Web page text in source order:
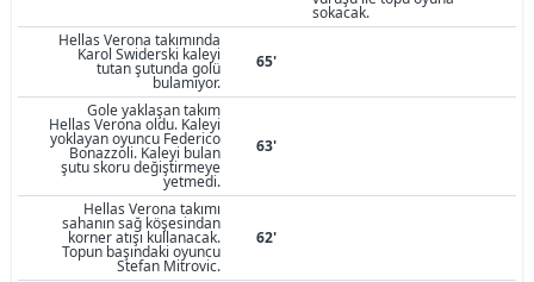
sokacak.
Hellas Verona takımında
Karol Swiderski kaleyi
tutan şutunda golü
bulamıyor.
65'
Gole yaklaşan takım
Hellas Verona oldu. Kaleyi
yoklayan oyuncu Federico
Bonazzoli. Kaleyi bulan
şutu skoru değiştirmeye
yetmedi.
63'
Hellas Verona takımı
sahanın sağ köşesindan
korner atışı kullanacak.
Topun başındaki oyuncu
Stefan Mitrovic.
62'